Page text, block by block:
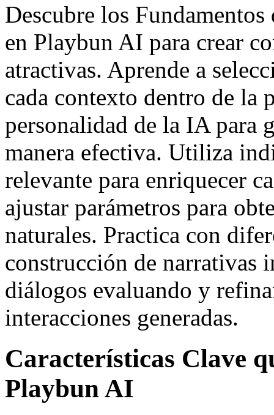
Descubre los
en Playbun AI para crear
atractivas. Aprende a
cada contexto dentro de la
personalidad de la IA para
manera efectiva. Utiliza
relevante para enriquecer
ajustar parámetros para
naturales. Practica con
construcción de narrativas
diálogos evaluando y
interacciones generadas.
Características Clave
Playbun AI